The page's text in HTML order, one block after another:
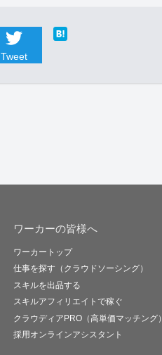
Tweet
ワーカーの皆様へ
ワーカートップ
仕事を探す（クラウドソーシング）
スキルを出品する
スキルアフィリエイトで稼ぐ
クラウディアPRO（高単価マッチング）
採用オンラインアシスタント